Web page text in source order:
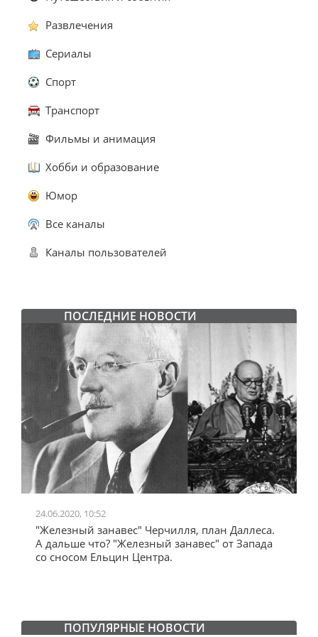
Развлечения
Сериалы
Спорт
Транспорт
Фильмы и анимация
Хобби и образование
Юмор
Все каналы
Каналы пользователей
ПОСЛЕДНИЕ НОВОСТИ
24.06.2020, 10:52
"Железный занавес" Черчилля, план Даллеса.
А дальше что? "Железный занавес" от Запада
со сносом Ельцин Центра.
ПОПУЛЯРНЫЕ НОВОСТИ